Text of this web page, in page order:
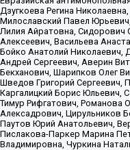
Дзугкоева Регина
Милославский Павел
Лилия Айратовна, Сидорович
Алексеевич, Васильева
Бойко Анатолий Николаевич,
Андрей Сергеевич, Аверин
Бекханович, Шарипков Олег
Шведов Григорий Сергеевич,
Каргалицкий Борис Юльевич,
Тимур Рифгатович, Романова
Алексадрович, Цирульников
Паутов Юрий Анатольевич,
Пислакова-Паркер Марина
Владимировна, Чуркина